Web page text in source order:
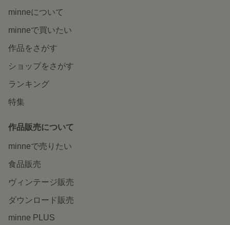
minneについて
minneで買いたい
作品をさがす
ショップをさがす
ランキング
特集
作品販売について
minneで売りたい
食品販売
ヴィンテージ販売
ダウンロード販売
minne PLUS